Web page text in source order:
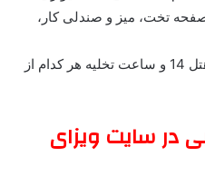
صفحه تخت، میز و صندلی کار،
ساعت تحویل دادن اتاق های این هتل 14 و ساعت تخلیه هر کدام از
در سایت ویزای